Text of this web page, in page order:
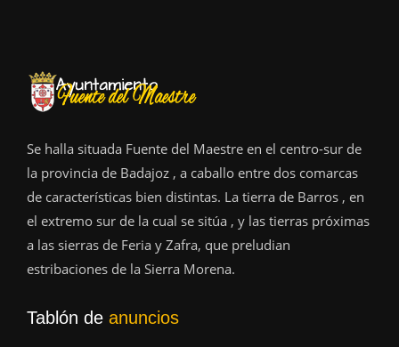
Se halla situada Fuente del Maestre en el centro-sur de
la provincia de Badajoz , a caballo entre dos comarcas
de características bien distintas. La tierra de Barros , en
el extremo sur de la cual se sitúa , y las tierras próximas
a las sierras de Feria y Zafra, que preludian
estribaciones de la Sierra Morena.
Tablón de anuncios